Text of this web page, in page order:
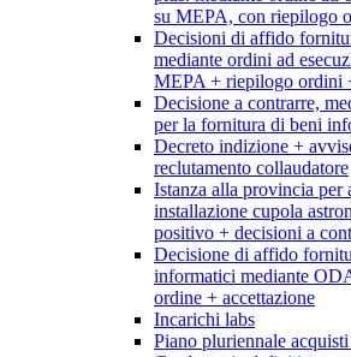
su MEPA, con riepilogo
Decisioni di affido
mediante ordini ad
MEPA + riepilogo ordini
Decisione a contrarre,
per la fornitura di beni
Decreto indizione +
reclutamento collaudatore
Istanza alla provincia per
installazione cupola
positivo + decisioni a
Decisione di affido
informatici mediante
ordine + accettazione
Incarichi labs
Piano pluriennale